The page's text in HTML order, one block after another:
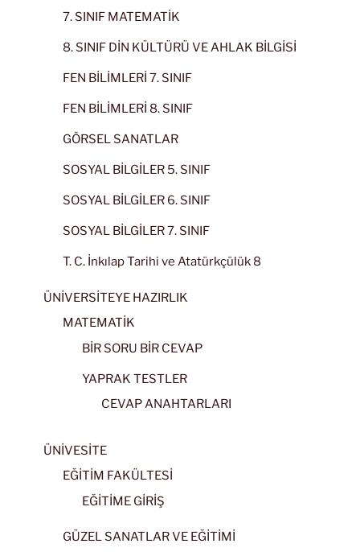
7. SINIF MATEMATİK
8. SINIF DİN KÜLTÜRÜ VE AHLAK BİLGİSİ
FEN BİLİMLERİ 7. SINIF
FEN BİLİMLERİ 8. SINIF
GÖRSEL SANATLAR
SOSYAL BİLGİLER 5. SINIF
SOSYAL BİLGİLER 6. SINIF
SOSYAL BİLGİLER 7. SINIF
T. C. İnkılap Tarihi ve Atatürkçülük 8
ÜNİVERSİTEYE HAZIRLIK
MATEMATİK
BİR SORU BİR CEVAP
YAPRAK TESTLER
CEVAP ANAHTARLARI
ÜNİVESİTE
EĞİTİM FAKÜLTESİ
EĞİTİME GİRİŞ
GÜZEL SANATLAR VE EĞİTİMİ